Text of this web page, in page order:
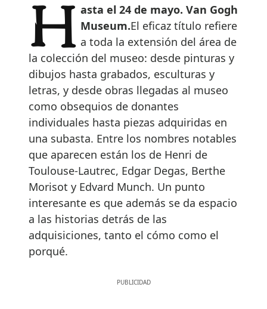
Hasta el 24 de mayo. Van Gogh Museum.El eficaz título refiere
a toda la extensión del área de
la colección del museo: desde pinturas y
dibujos hasta grabados, esculturas y
letras, y desde obras llegadas al museo
como obsequios de donantes
individuales hasta piezas adquiridas en
una subasta. Entre los nombres notables
que aparecen están los de Henri de
Toulouse-Lautrec, Edgar Degas, Berthe
Morisot y Edvard Munch. Un punto
interesante es que además se da espacio
a las historias detrás de las
adquisiciones, tanto el cómo como el
porqué.